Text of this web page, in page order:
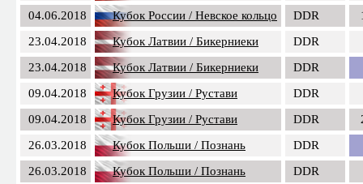
04.06.2018
Кубок России / Невское кольцо DDR
23.04.2018
Кубок Латвии / Бикерниеки
DDR
23.04.2018
Кубок Латвии / Бикерниеки
DDR
09.04.2018
Кубок Грузии / Рустави
DDR
09.04.2018
Кубок Грузии / Рустави DDR
26.03.2018
Кубок Польши / Познань
DDR
26.03.2018
Кубок Польши / Познань
DDR